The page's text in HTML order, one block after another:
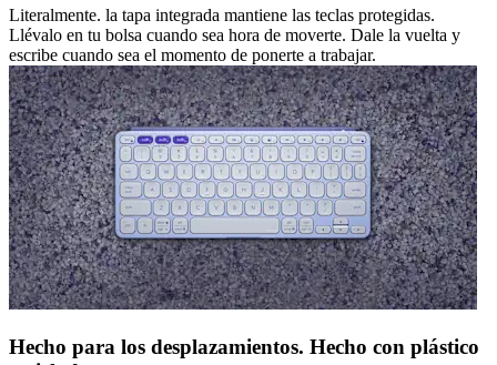
Literalmente. la tapa integrada mantiene las teclas protegidas.
Llévalo en tu bolsa cuando sea hora de moverte. Dale la vuelta y
escribe cuando sea el momento de ponerte a trabajar.
Hecho para los desplazamientos. Hecho con plástico